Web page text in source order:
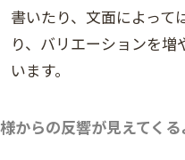
書いたり、文面によって
り、バリエーションを
います。
からの反響が見えてく